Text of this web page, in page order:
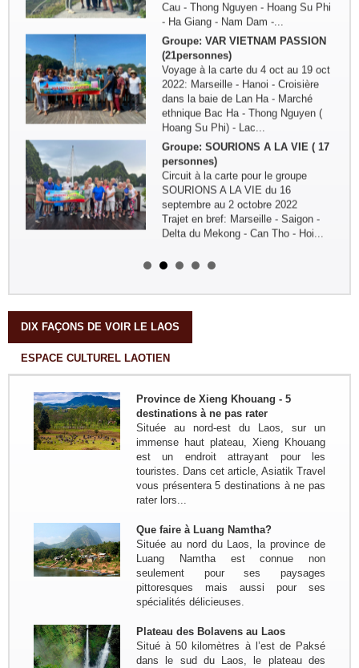
Cau - Thong Nguyen - Hoang Su Phi
- Ha Giang - Nam Dam -...
Groupe: VAR VIETNAM PASSION
(21personnes)
Voyage à la carte du 4 oct au 19 oct
2022: Marseille - Hanoi - Croisière
dans la baie de Lan Ha - Marché
ethnique Bac Ha - Thong Nguyen (
Hoang Su Phi) - Lac...
Groupe: SOURIONS A LA VIE ( 17
personnes)
Circuit à la carte pour le groupe
SOURIONS A LA VIE du 16
septembre au 2 octobre 2022
Trajet en bref: Marseille - Saigon -
Delta du Mekong - Can Tho - Hoi...
Kermorvant
voyage inoubliable du Sud au Nord
du Vietnam en Juillet 2024.
Groupe : Mr Loric CURE et ses
amis
du Sud au Nord : Saigon - Delta du
Mékong - Can Tho - Saigon - Envol
pour HoiAn - Danang - Ba Na Hill -
Hue - Envol pour...
Groupe: VAL DE LOIRE
7personnes
Circuit sur mesure à la découverte
2022: Hanoi - Bac Ha - Marché Can
Cau - Thong Nguyen - Hoang Su Phi
- Ha Giang - Nam Dam -...
Groupe: VAR VIETNAM PASSION
(21personnes)
Voyage à la carte du 4 oct au 19 oct
dans la baie de Lan Ha - Marché
ethnique Bac Ha - Thong Nguyen (
Hoang Su Phi) - Lac...
DIX FAÇONS DE VOIR LE LAOS
ESPACE CULTUREL LAOTIEN
Province de Xieng Khouang - 5
destinations à ne pas rater
Située au nord-est du Laos, sur un
immense haut plateau, Xieng Khouang
est un endroit attrayant pour les
touristes. Dans cet article, Asiatik Travel
vous présentera 5 destinations à ne pas
rater lors...
Que faire à Luang Namtha?
Située au nord du Laos, la province de
Luang Namtha est connue non
seulement pour ses paysages
pittoresques mais aussi pour ses
spécialités délicieuses.
Plateau des Bolavens au Laos
Situé à 50 kilomètres à l’est de Paksé
dans le sud du Laos, le plateau des